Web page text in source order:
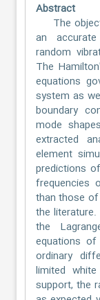
Abstract
The
an
random
The
equations
system as
boundary
mode
extracted
element
predictions
frequencies
than those
the
the
equations
ordinary
limited
support, the